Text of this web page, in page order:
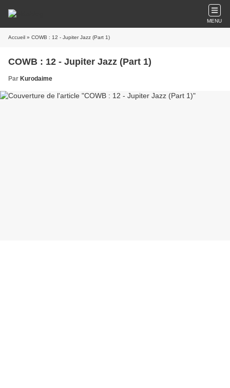
MENU
Accueil » COWB : 12 - Jupiter Jazz (Part 1)
COWB : 12 - Jupiter Jazz (Part 1)
Par Kurodaime